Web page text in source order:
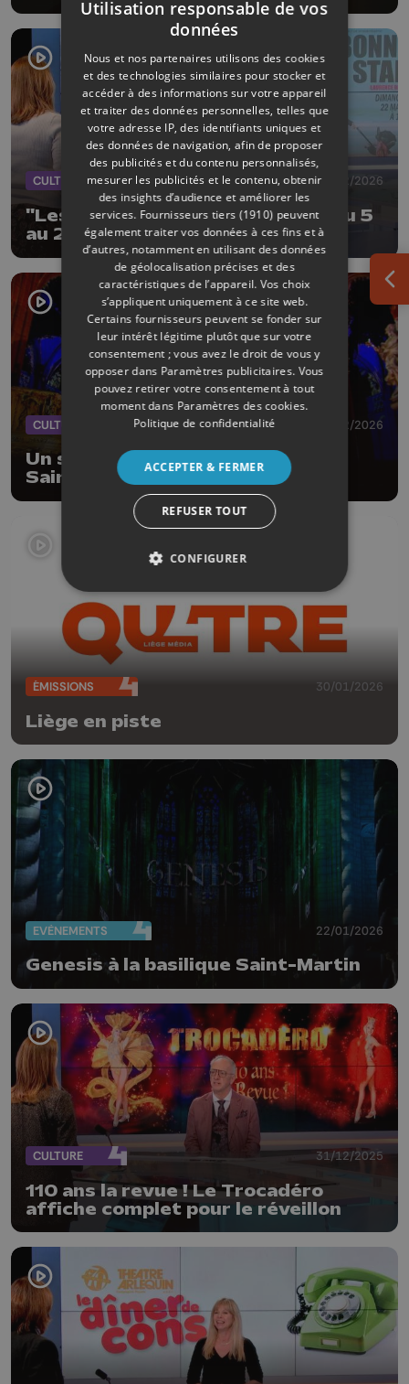
CULTURE 28/02/2026
"Les femmes savent pourquoi" du 5
au 22 mars à Jupille Wandre
CULTURE 13/02/2026
Un secret se cache dans l'Église
Saint-Jacques
ÉMISSIONS 30/01/2026
Liège en piste
EVÈNEMENTS 22/01/2026
Genesis à la basilique Saint-Martin
CULTURE 31/12/2025
110 ans la revue ! Le Trocadéro
affiche complet pour le réveillon
Utilisation responsable de vos
données
Nous et nos partenaires utilisons des cookies
et des technologies similaires pour stocker et
accéder à des informations sur votre appareil
et traiter des données personnelles, telles que
votre adresse IP, des identifiants uniques et
des données de navigation, afin de proposer
des publicités et du contenu personnalisés,
mesurer les publicités et le contenu, obtenir
des insights d’audience et améliorer les
services. Fournisseurs tiers (1910) peuvent
également traiter vos données à ces fins et à
d’autres, notamment en utilisant des données
de géolocalisation précises et des
caractéristiques de l’appareil. Vos choix
s’appliquent uniquement à ce site web.
Certains fournisseurs peuvent se fonder sur
leur intérêt légitime plutôt que sur votre
consentement ; vous avez le droit de vous y
opposer dans Paramètres publicitaires. Vous
pouvez retirer votre consentement à tout
moment dans Paramètres des cookies.
Politique de confidentialité
ACCEPTER & FERMER
REFUSER TOUT
CONFIGURER